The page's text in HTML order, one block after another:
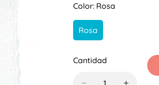
Color: Rosa
RosaVariante
No
Cantidad